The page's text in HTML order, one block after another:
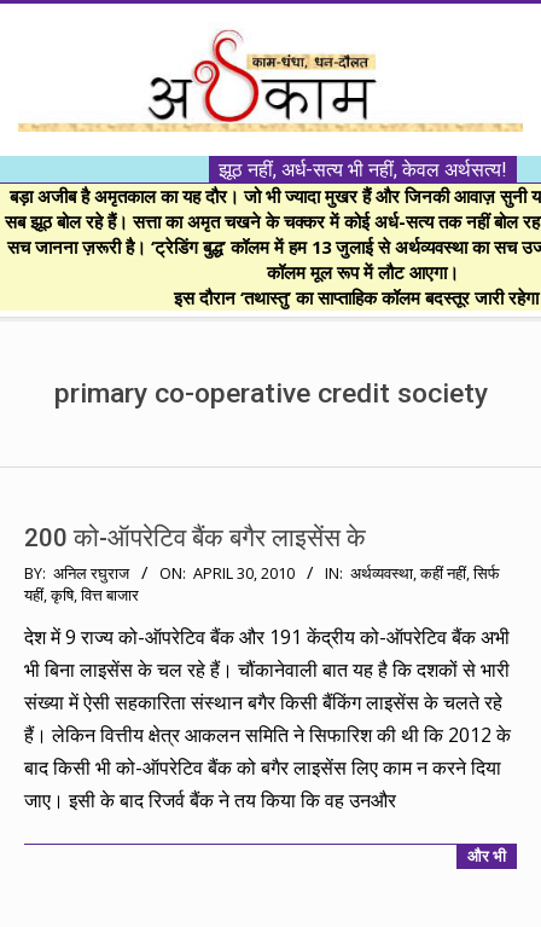
।।
अर्थकाम।।
BE
FINANCIALLY
CLEVER!
झूठ नहीं, अर्ध-सत्य भी नहीं, केवल अर्थसत्य!
बड़ा अजीब है अमृतकाल का यह दौर। जो भी ज्यादा मुखर हैं और जिनकी आवाज़ सुनी
सब झूठ बोल रहे हैं। सत्ता का अमृत चखने के चक्कर में कोई अर्ध-सत्य तक नहीं बोल
सच जानना ज़रूरी है। ‘ट्रेडिंग बुद्ध’ कॉलम में हम 13 जुलाई से अर्थव्यवस्था का सच
कॉलम मूल रूप में लौट आएगा।
इस दौरान ‘तथास्तु’ का साप्ताहिक कॉलम बदस्तूर जारी
primary co-operative credit society
200 को-ऑपरेटिव बैंक बगैर लाइसेंस के
2010-
04-
30
BY: अनिल रघुराज ON: APRIL 30, 2010 IN: अर्थव्यवस्था,कहीं नहीं, सिर्फ
यहीं,कृषि,वित्त बाजार
देश में 9 राज्य को-ऑपरेटिव बैंक और 191 केंद्रीय को-ऑपरेटिव बैंक अभी
भी बिना लाइसेंस के चल रहे हैं। चौंकानेवाली बात यह है कि दशकों से भारी
संख्या में ऐसी सहकारिता संस्थान बगैर किसी बैंकिंग लाइसेंस के चलते रहे
हैं। लेकिन वित्तीय क्षेत्र आकलन समिति ने सिफारिश की थी कि 2012 के
बाद किसी भी को-ऑपरेटिव बैंक को बगैर लाइसेंस लिए काम न करने दिया
जाए। इसी के बाद रिजर्व बैंक ने तय किया कि वह उनऔर
और भी